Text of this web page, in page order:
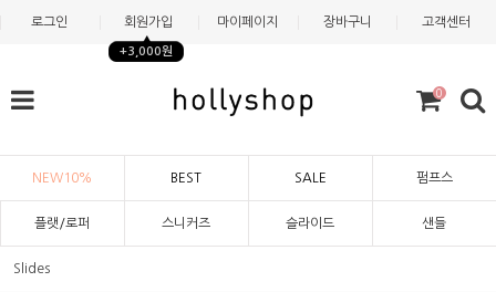
로그인 회원가입
+3,000원
마이페이지 장바구니 고객센터
0
NEW10% BEST SALE 펌프스
플랫/로퍼 스니커즈 슬라이드 샌들
Slides